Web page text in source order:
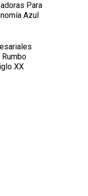
Para
Azul
XX